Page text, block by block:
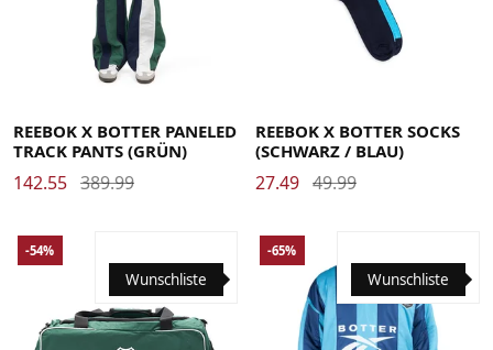
REEBOK X BOTTER PANELED
TRACK PANTS (GRÜN)
142.55 389.99
REEBOK X BOTTER SOCKS
(SCHWARZ / BLAU)
27.49 49.99
Wunschliste
-54%
Wunschliste
-65%